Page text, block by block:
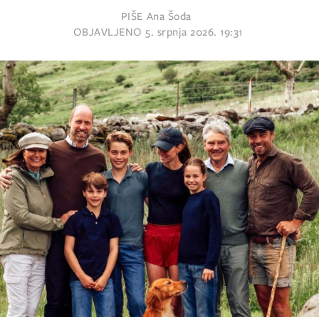
PIŠE Ana Šoda
OBJAVLJENO 5. srpnja 2026. 19:31